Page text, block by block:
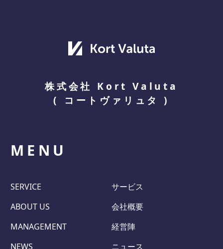
株式会社 Kort Valuta
( コートヴァリュタ )
MENU
SERVICE
サービス
ABOUT US
会社概要
MANAGEMENT
経営陣
NEWS
ニュース